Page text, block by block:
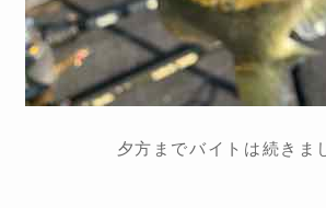
夕方までバイトは続きま